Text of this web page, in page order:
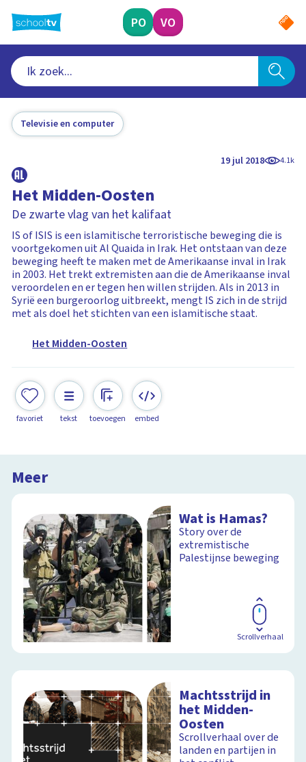
naar
hoofdinhoud
PO VO
Televisie en computer
19 jul 2018 4.1k
Het Midden-Oosten
De zwarte vlag van het kalifaat
IS of ISIS is een islamitische terroristische beweging die is
voortgekomen uit Al Quaida in Irak. Het ontstaan van deze
beweging heeft te maken met de Amerikaanse inval in Irak
in 2003. Het trekt extremisten aan die de Amerikaanse inval
veroordelen en er tegen hen willen strijden. Als in 2013 in
Syrië een burgeroorlog uitbreekt, mengt IS zich in de strijd
met als doel het stichten van een islamitische staat.
Het Midden-Oosten
favoriet tekst toevoegen embed
Meer
Wat is Hamas?
Story over de
extremistische
Palestijnse beweging
Scrollverhaal
Machtsstrijd in
het Midden-
Oosten
Scrollverhaal over de
landen en partijen in